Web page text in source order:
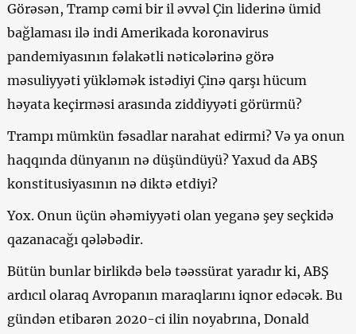
Görəsən, Tramp cəmi bir il əvvəl Çin liderinə ümid
bağlaması ilə indi Amerikada koronavirus
pandemiyasının fəlakətli nəticələrinə görə
məsuliyyəti yükləmək istədiyi Çinə qarşı hücum
həyata keçirməsi arasında ziddiyyəti görürmü?
Trampı mümkün fəsadlar narahat edirmi? Və ya onun
haqqında dünyanın nə düşündüyü? Yaxud da ABŞ
konstitusiyasının nə diktə etdiyi?
Yox. Onun üçün əhəmiyyəti olan yeganə şey seçkidə
qazanacağı qələbədir.
Bütün bunlar birlikdə belə təəssürat yaradır ki, ABŞ
ardıcıl olaraq Avropanın maraqlarını iqnor edəcək. Bu
gündən etibarən 2020-ci ilin noyabrına, Donald